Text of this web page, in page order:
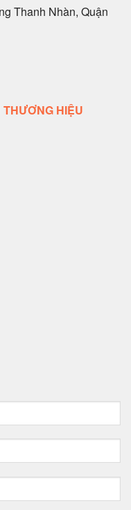
Thanh Nhàn, Quận
HIỆU